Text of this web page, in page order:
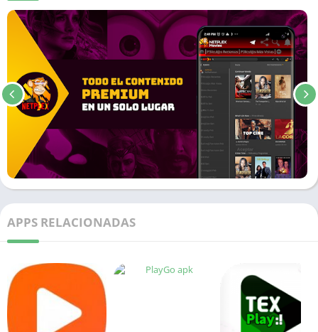
APPS RELACIONADAS